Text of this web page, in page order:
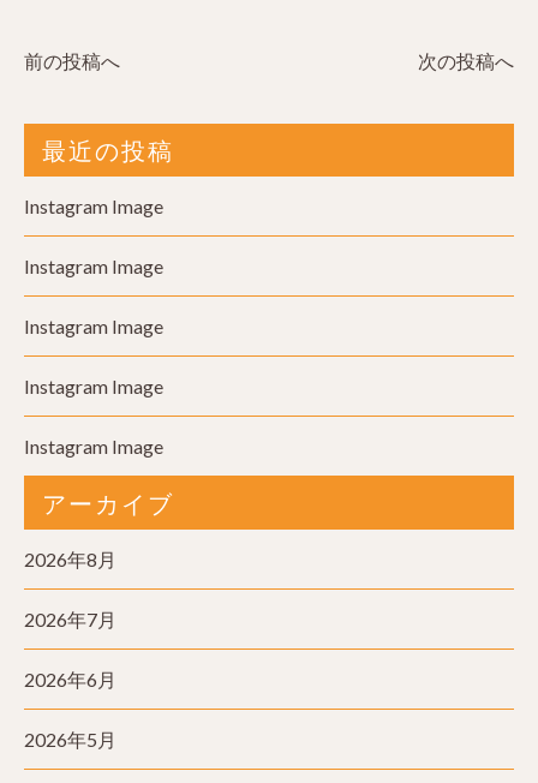
前の投稿へ 次の投稿へ
最近の投稿
Instagram Image
Instagram Image
Instagram Image
Instagram Image
Instagram Image
アーカイブ
2026年8月
2026年7月
2026年6月
2026年5月